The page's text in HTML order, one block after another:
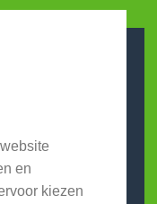
en
kiezen